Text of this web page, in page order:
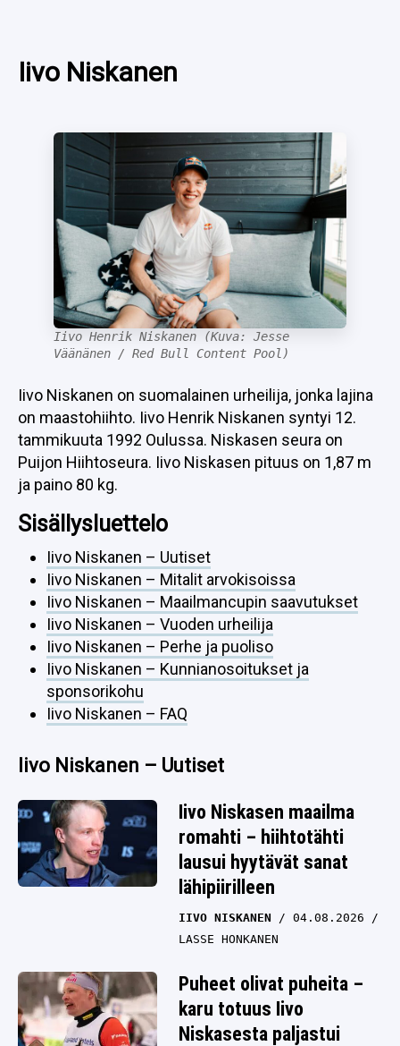
Iivo Niskanen
Iivo Henrik Niskanen (Kuva: Jesse
Väänänen / Red Bull Content Pool)
Iivo Niskanen on suomalainen urheilija, jonka lajina
on maastohiihto. Iivo Henrik Niskanen syntyi 12.
tammikuuta 1992 Oulussa. Niskasen seura on
Puijon Hiihtoseura. Iivo Niskasen pituus on 1,87 m
ja paino 80 kg.
Sisällysluettelo
Iivo Niskanen – Uutiset
Iivo Niskanen – Mitalit arvokisoissa
Iivo Niskanen – Maailmancupin saavutukset
Iivo Niskanen – Vuoden urheilija
Iivo Niskanen – Perhe ja puoliso
Iivo Niskanen – Kunnianosoitukset ja
sponsorikohu
Iivo Niskanen – FAQ
Iivo Niskanen – Uutiset
Iivo Niskasen maailma
romahti – hiihtotähti
lausui hyytävät sanat
lähipiirilleen
IIVO NISKANEN
04.08.2026
LASSE HONKANEN
Puheet olivat puheita –
karu totuus Iivo
Niskasesta paljastui